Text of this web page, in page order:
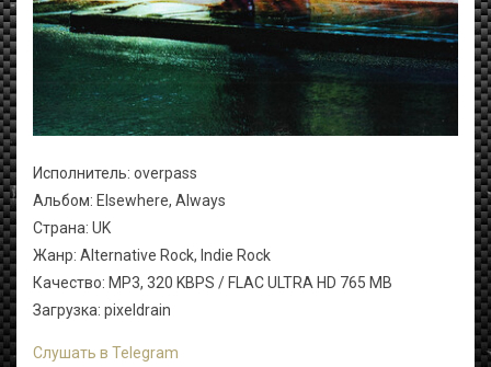
Исполнитель: overpass
Альбом: Elsewhere, Always
Страна: UK
Жанр: Alternative Rock, Indie Rock
Качество: MP3, 320 KBPS / FLAC ULTRA HD 765 MB
Загрузка: pixeldrain
Слушать в Telegram